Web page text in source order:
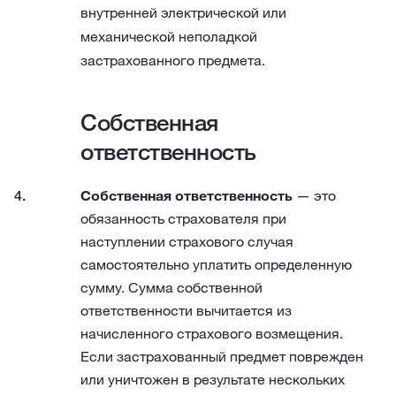
внутренней электрической или
механической неполадкой
застрахованного предмета.
Собственная
ответственность
Собственная ответственность — это
обязанность страхователя при
наступлении страхового случая
самостоятельно уплатить определенную
сумму. Сумма собственной
ответственности вычитается из
начисленного страхового возмещения.
Если застрахованный предмет поврежден
или уничтожен в результате нескольких